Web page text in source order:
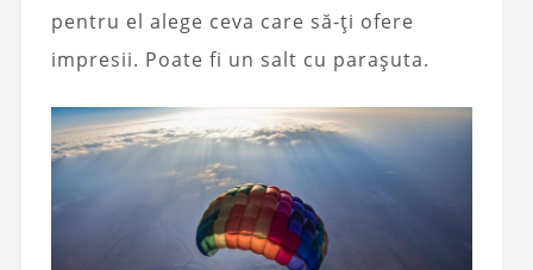
pentru el alege ceva care să-ți ofere
impresii. Poate fi un salt cu parașuta.